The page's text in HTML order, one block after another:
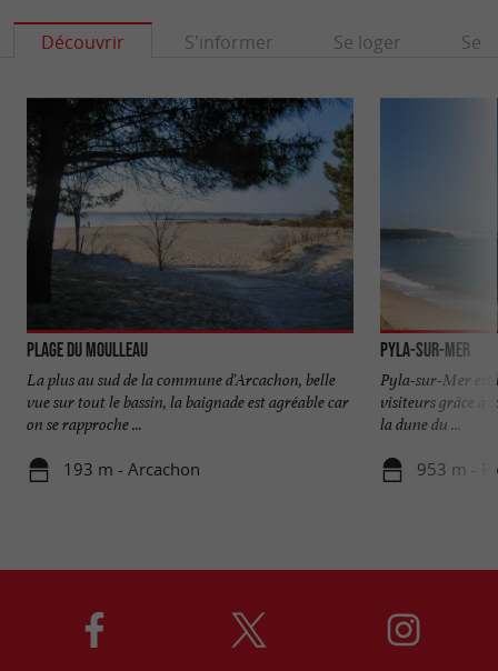
Découvrir S'informer Se loger Se
Plage du Moulleau
La plus au sud de la commune d'Arcachon, belle
vue sur tout le bassin, la baignade est agréable car
on se rapproche ...
193 m - Arcachon
Pyla-sur-Mer
Pyla-sur-Mer est
visiteurs grâce à
la dune du ...
953 m -